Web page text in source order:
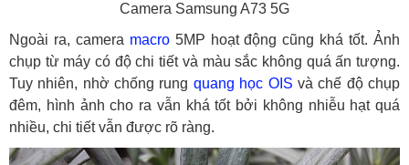
Camera Samsung A73 5G
Ngoài ra, camera macro5MP hoạt động cũng khá tốt. Ảnh
chụp từ máy có độ chi tiết và màu sắc không quá ấn tượng.
Tuy nhiên, nhờ chống rung quang học OIS và chế độ chụp
đêm, hình ảnh cho ra vẫn khá tốt bởi không nhiễu hạt quá
nhiều, chi tiết vẫn được rõ ràng.